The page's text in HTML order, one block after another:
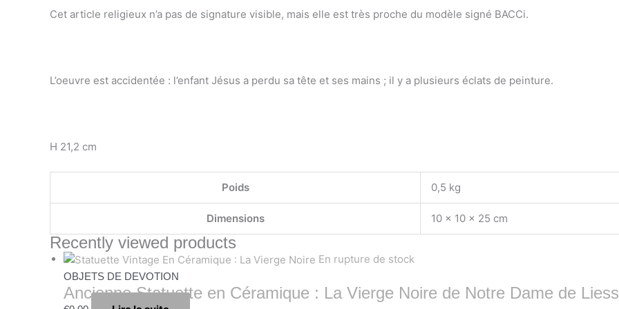
Cet article religieux n’a pas de signature visible, mais elle est très proche du modèle signé BACCi.
L’oeuvre est accidentée : l’enfant Jésus a perdu sa tête et ses mains ; il y a plusieurs éclats de peinture.
H 21,2 cm
Poids 0,5 kg
Dimensions 10 × 10 × 25 cm
Recently viewed products
En rupture de stock
OBJETS DE DEVOTION
Ancienne Statuette en Céramique : La Vierge Noire de Notre Dame de